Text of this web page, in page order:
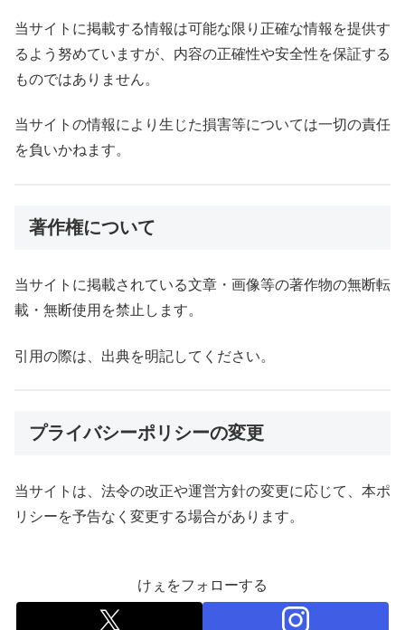
当サイトに掲載する情報は可能な限り正確な情報を提供す
るよう努めていますが、内容の正確性や安全性を保証する
ものではありません。
当サイトの情報により生じた損害等については一切の責任
を負いかねます。
著作権について
当サイトに掲載されている文章・画像等の著作物の無断転
載・無断使用を禁止します。
引用の際は、出典を明記してください。
プライバシーポリシーの変更
当サイトは、法令の改正や運営方針の変更に応じて、本ポ
リシーを予告なく変更する場合があります。
けぇをフォローする